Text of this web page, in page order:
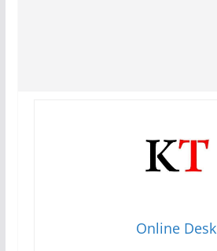
Online Desk